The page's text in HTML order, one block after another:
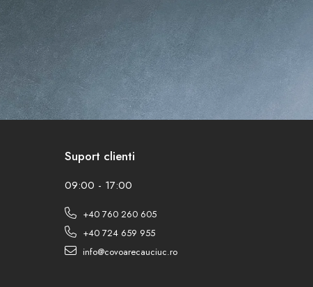
Suport clienti
09:00 - 17:00
+40 760 260 605
+40 724 659 955
info@covoarecauciuc.ro